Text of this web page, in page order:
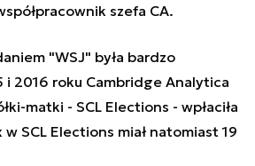
szefa CA.
"WSJ" była bardzo
i 2016 roku Cambridge Analytica
matki - SCL Elections - wpłaciła
SCL Elections miał natomiast 19